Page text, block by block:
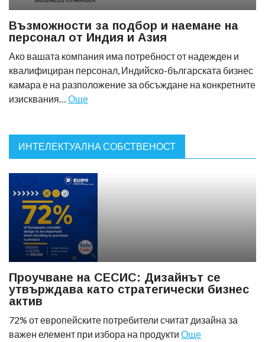
Възможности за подбор и наемане на
персонал от Индия и Азия
Ако вашата компания има потребност от надежден и
квалифициран персонал, Индийско-българската бизнес
камара е на разположение за обсъждане на конкретните
изисквания… Още
ИНТЕЛЕКТУАЛНА СОБСТВЕНОСТ
Проучване на СЕСИС: Дизайнът се
утвърждава като стратегически бизнес
актив
72% от европейските потребители считат дизайна за
важен елемент при избора на продукти Още